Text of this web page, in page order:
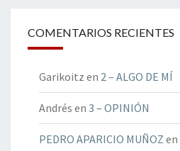
COMENTARIOS RECIENTES
Garikoitz en 2 – ALGO DE MÍ
Andrés en 3 – OPINIÓN
PEDRO APARICIO MUÑOZ en